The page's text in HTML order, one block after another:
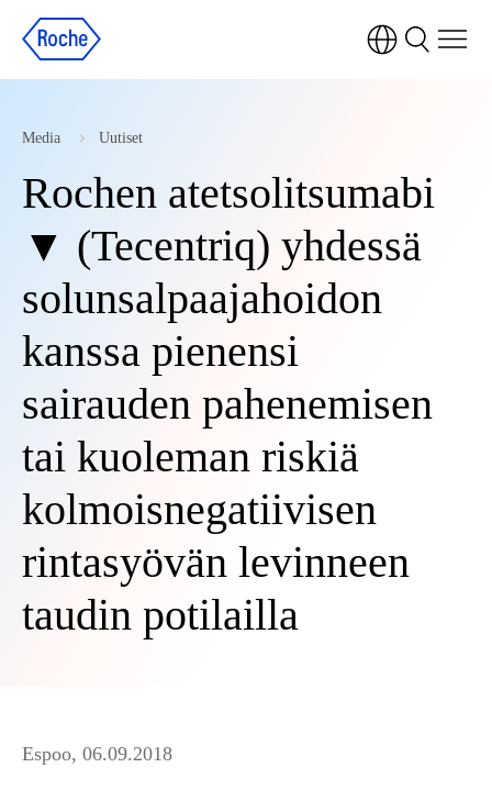
Media Uutiset
Rochen atetsolitsumabi
▼ (Tecentriq) yhdessä
solunsalpaajahoidon
kanssa pienensi
sairauden pahenemisen
tai kuoleman riskiä
kolmoisnegatiivisen
rintasyövän levinneen
taudin potilailla
Espoo, 06.09.2018